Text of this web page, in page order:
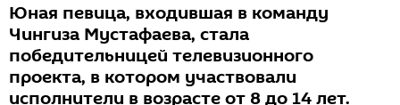
Юная певица, входившая в команду
Чингиза Мустафаева, стала
победительницей телевизионного
проекта, в котором участвовали
исполнители в возрасте от 8 до 14 лет.